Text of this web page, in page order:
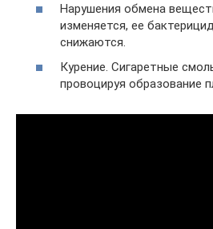
Нарушения обмена
изменяется, ее
снижаются.
Курение. Сигаретные
провоцируя образование